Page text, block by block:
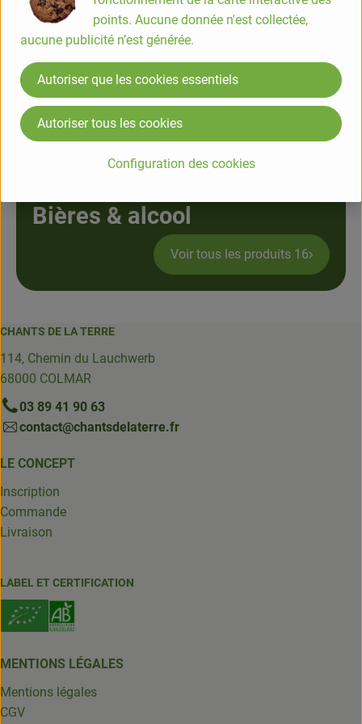
Café, Yannoh, cacao
Voir tous les produits 26
Bières & alcool
Voir tous les produits 16
CHANTS DE LA TERRE
114, Chemin du Lauchwerb
68000 COLMAR
03 89 41 90 63
contact@chantsdelaterre.fr
LE CONCEPT
Inscription
Commande
Livraison
LABEL ET CERTIFICATION
MENTIONS LÉGALES
Mentions légales
CGV
points. Aucune donnée n'est collectée,
aucune publicité n’est générée.
Configuration des cookies
Autoriser que les cookies essentiels
Autoriser tous les cookies